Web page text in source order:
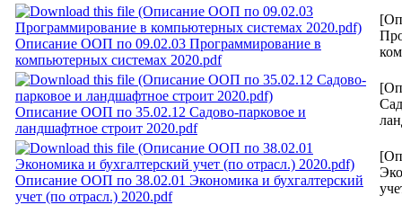
Описание ООП по 09.02.03 Программирование в
компьютерных системах 2020.pdf
Описание ООП по 35.02.12 Садово-парковое и
ландшафтное строит 2020.pdf
Описание ООП по 38.02.01 Экономика и бухгалтерский
учет (по отрасл.) 2020.pdf